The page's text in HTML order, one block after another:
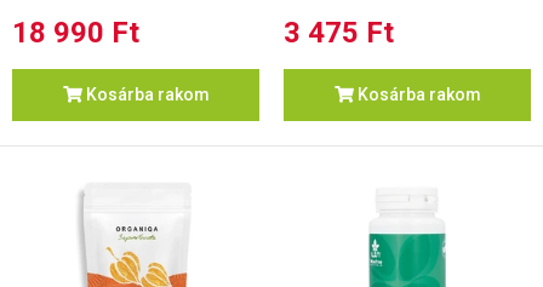
18 990 Ft
Kosárba rakom
3 475 Ft
Kosárba rakom